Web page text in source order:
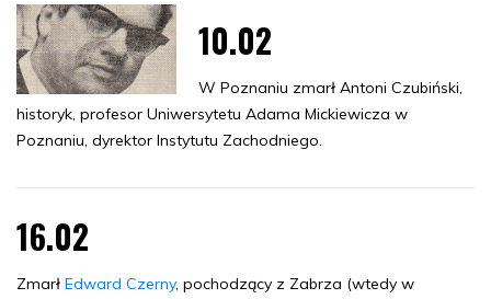
10.02
W Poznaniu zmarł Antoni Czubiński,
historyk, profesor Uniwersytetu Adama Mickiewicza w
Poznaniu, dyrektor Instytutu Zachodniego.
16.02
Zmarł Edward Czerny, pochodzący z Zabrza (wtedy w